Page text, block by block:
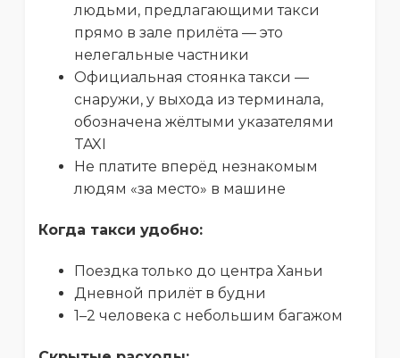
людьми, предлагающими такси
прямо в зале прилёта — это
нелегальные частники
Официальная стоянка такси —
снаружи, у выхода из терминала,
обозначена жёлтыми указателями
TAXI
Не платите вперёд незнакомым
людям «за место» в машине
Когда такси удобно:
Поездка только до центра Ханьи
Дневной прилёт в будни
1–2 человека с небольшим багажом